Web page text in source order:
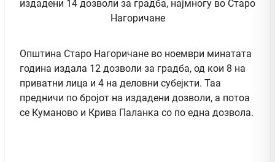
Општина Старо Нагоричане во ноември минатата
година издала 12 дозволи за градба, од кои 8 на
приватни лица и 4 на деловни субејкти. Таа
предничи по бројот на издадени дозволи, а потоа
се Куманово и Крива Паланка со по една дозвола.